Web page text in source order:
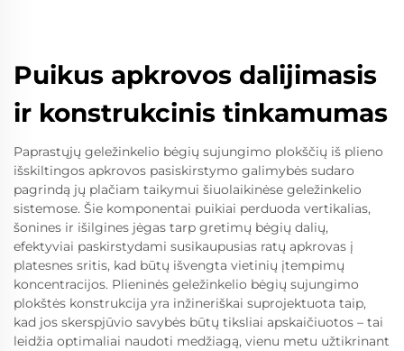
Puikus apkrovos dalijimasis
ir konstrukcinis tinkamumas
Paprastųjų geležinkelio bėgių sujungimo plokščių iš plieno
išskiltingos apkrovos pasiskirstymo galimybės sudaro
pagrindą jų plačiam taikymui šiuolaikinėse geležinkelio
sistemose. Šie komponentai puikiai perduoda vertikalias,
šonines ir išilgines jėgas tarp gretimų bėgių dalių,
efektyviai paskirstydami susikaupusias ratų apkrovas į
platesnes sritis, kad būtų išvengta vietinių įtempimų
koncentracijos. Plieninės geležinkelio bėgių sujungimo
plokštės konstrukcija yra inžineriškai suprojektuota taip,
kad jos skerspjūvio savybės būtų tiksliai apskaičiuotos – tai
leidžia optimaliai naudoti medžiagą, vienu metu užtikrinant